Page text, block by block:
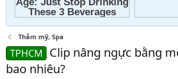
Thẫm mỹ, Spa
TPHCM
Clip nâng ngực bằng
bao nhiêu?